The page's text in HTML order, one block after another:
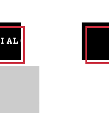
AL CARRELLO